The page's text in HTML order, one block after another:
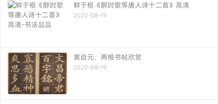
鲜于枢《醉时歌等唐人诗十二首》高清
2020-08-19
黄自元：两楷书帖欣赏
2020-08-19